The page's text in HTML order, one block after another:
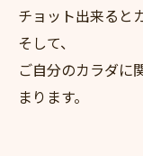
チョット出来ると
そして、
ご自分のカラダに
まります。